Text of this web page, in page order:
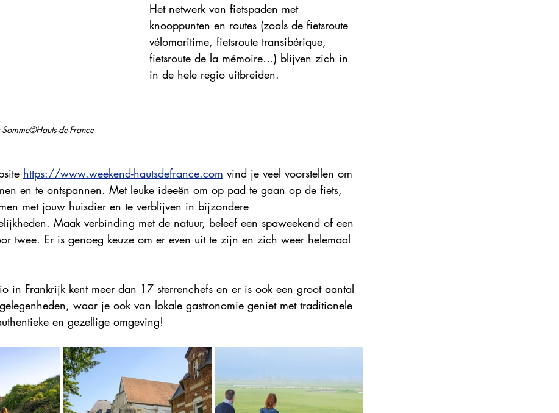
Explore France 2022 Explore France 2024
de-France
Het netwerk van fietspaden met
knooppunten en routes (zoals de fietsroute
vélomaritime, fietsroute transibérique,
fietsroute de la mémoire…) blijven zich in
in de hele regio uitbreiden.
https://www.weekend-hautsdefrance.com vind je veel voorstellen om
en te ontspannen. Met leuke ideeën om op pad te gaan op de fiets,
met jouw huisdier en te verblijven in bijzondere
Maak verbinding met de natuur, beleef een spaweekend of een
twee. Er is genoeg keuze om er even uit te zijn en zich weer helemaal
in Frankrijk kent meer dan 17 sterrenchefs en er is ook een groot aantal
waar je ook van lokale gastronomie geniet met traditionele
en gezellige omgeving!